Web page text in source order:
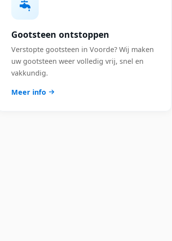
Gootsteen ontstoppen
Verstopte gootsteen in Voorde? Wij maken
uw gootsteen weer volledig vrij, snel en
vakkundig.
Meer info